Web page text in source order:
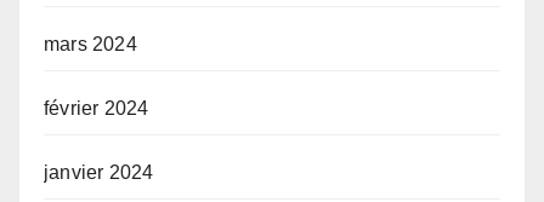
mars 2024
février 2024
janvier 2024